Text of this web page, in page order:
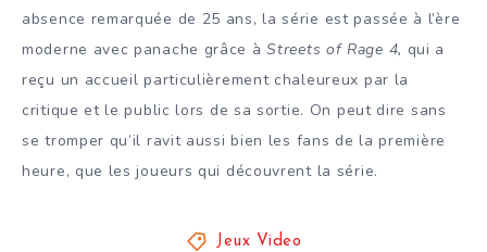
absence remarquée de 25 ans, la série est passée à l’ère
moderne avec panache grâce àStreets of Rage 4, qui a
reçu un accueil particulièrement chaleureux par la
critique et le public lors de sa sortie. On peut dire sans
se tromper qu’il ravit aussi bien les fans de la première
heure, que les joueurs qui découvrent la série.
Jeux Video